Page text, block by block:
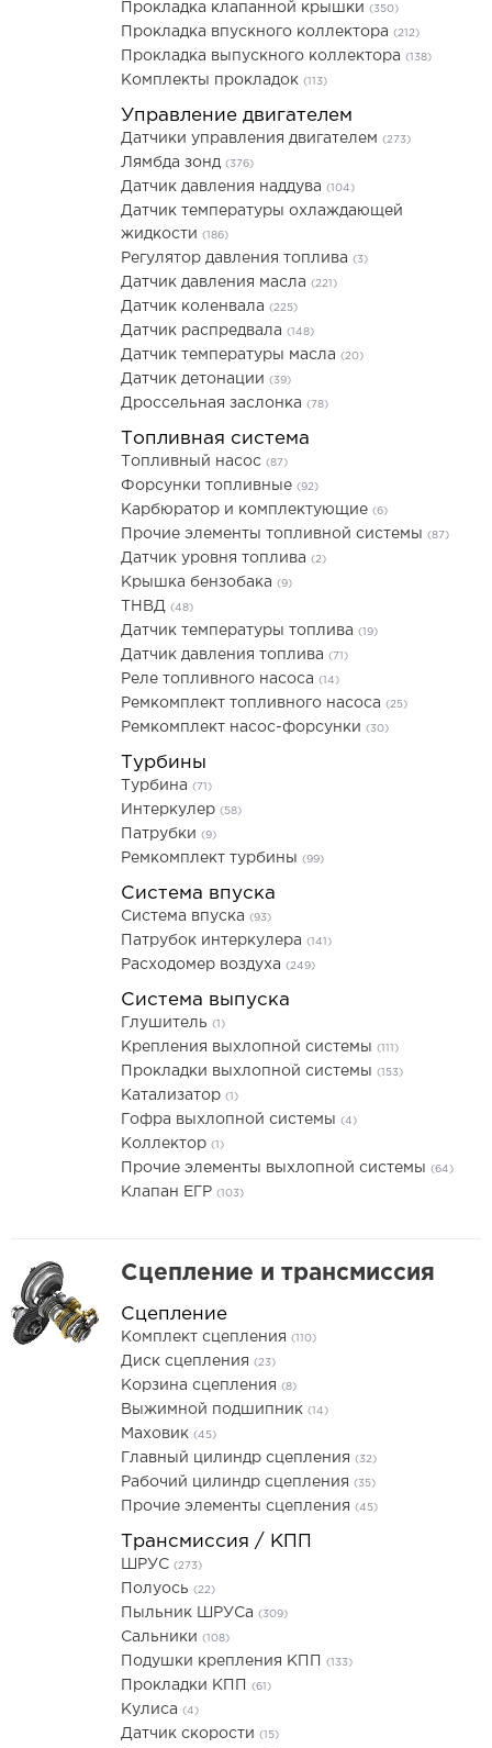
Прокладка клапанной крышки (350)
Прокладка впускного коллектора (212)
Прокладка выпускного коллектора (138)
Комплекты прокладок (113)
Управление двигателем
Датчики управления двигателем (273)
Лямбда зонд (376)
Датчик давления наддува (104)
Датчик температуры охлаждающей
жидкости (186)
Регулятор давления топлива (3)
Датчик давления масла (221)
Датчик коленвала (225)
Датчик распредвала (148)
Датчик температуры масла (20)
Датчик детонации (39)
Дроссельная заслонка (78)
Топливная система
Топливный насос (87)
Форсунки топливные (92)
Карбюратор и комплектующие (6)
Прочие элементы топливной системы (87)
Датчик уровня топлива (2)
Крышка бензобака (9)
ТНВД (48)
Датчик температуры топлива (19)
Датчик давления топлива (71)
Реле топливного насоса (14)
Ремкомплект топливного насоса (25)
Ремкомплект насос-форсунки (30)
Турбины
Турбина (71)
Интеркулер (58)
Патрубки (9)
Ремкомплект турбины (99)
Система впуска
Система впуска (93)
Патрубок интеркулера (141)
Расходомер воздуха (249)
Система выпуска
Глушитель (1)
Крепления выхлопной системы (111)
Прокладки выхлопной системы (153)
Катализатор (1)
Гофра выхлопной системы (4)
Коллектор (1)
Прочие элементы выхлопной системы (64)
Клапан ЕГР (103)
Сцепление и трансмиссия
Сцепление
Комплект сцепления (110)
Диск сцепления (23)
Корзина сцепления (8)
Выжимной подшипник (14)
Маховик (45)
Главный цилиндр сцепления (32)
Рабочий цилиндр сцепления (35)
Прочие элементы сцепления (45)
Трансмиссия / КПП
ШРУС (273)
Полуось (22)
Пыльник ШРУСа (309)
Сальники (108)
Подушки крепления КПП (133)
Прокладки КПП (61)
Кулиса (4)
Датчик скорости (15)